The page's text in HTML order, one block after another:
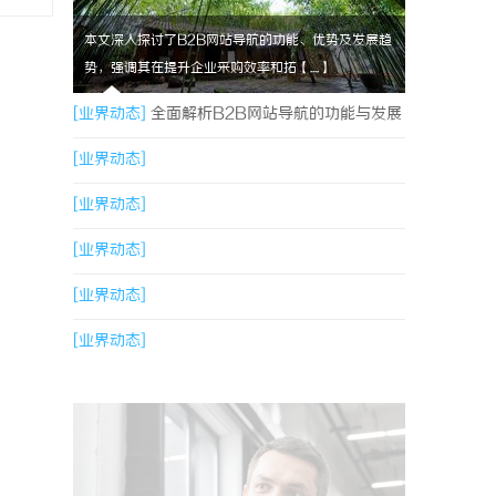
本文深入探讨了B2B网站导航的功能、优势及发展趋
势，强调其在提升企业采购效率和拓【....】
[业界动态] 全面解析B2B网站导航的功能与发展
趋势
[业界动态]
[业界动态]
[业界动态]
[业界动态]
[业界动态]